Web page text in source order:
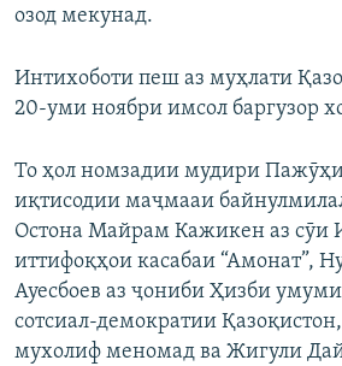
озод мекунад.
Интихоботи пеш аз муҳлати
20-уми ноябри имсол баргузор
То ҳол номзадии мудири
иқтисодии маҷмааи
Остона Майрам Кажикен аз сӯи
иттифоқҳои касабаи “Амонат”,
Ауесбоев аз ҷониби Ҳизби
сотсиал-демократии
мухолиф меномад ва Жигули